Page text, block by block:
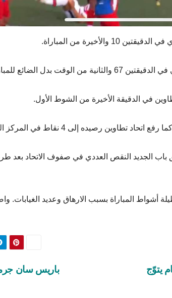
من المباراة.
بدل الضائع للمباراة.
في الدقيقة الأخيرة من الشوط الأول.
باب الجديد النقص العددي في صفوف الاتحاد بعد
أشواط المباراة بسبب الارهاق وعديد الغيابات.
باريس سان
يتوّج